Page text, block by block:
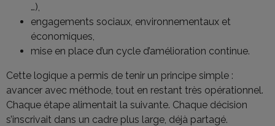
…),
engagements sociaux, environnementaux et
économiques,
mise en place d’un cycle d’amélioration continue.
Cette logique a permis de tenir un principe simple :
avancer avec méthode, tout en restant très opérationnel.
Chaque étape alimentait la suivante. Chaque décision
s’inscrivait dans un cadre plus large, déjà partagé.